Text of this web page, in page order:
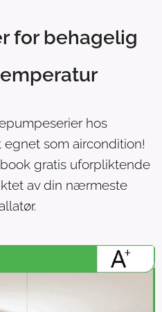
for behagelig
hos
som aircondition!
gratis uforpliktende
av din nærmeste